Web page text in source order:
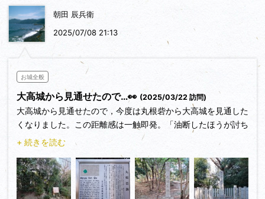
朝田 辰兵衛
2025/07/08 21:13
お城全般
大高城から見通せたので…👀 (2025/03/22 訪問)
大高城から見通せたので，今度は丸根砦から大高城を見通した
くなりました。この距離感は一触即発。「油断したほうが討ち
取られるだろう…」と，想像を巡らせました。
にのまるさんへ…
私と入れ替わりで新潟入りされたんですね。残るは羽越本線の
+ 続きを読む